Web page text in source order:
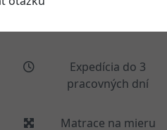
Expedícia do 3
pracovných dní
Matrace na mieru